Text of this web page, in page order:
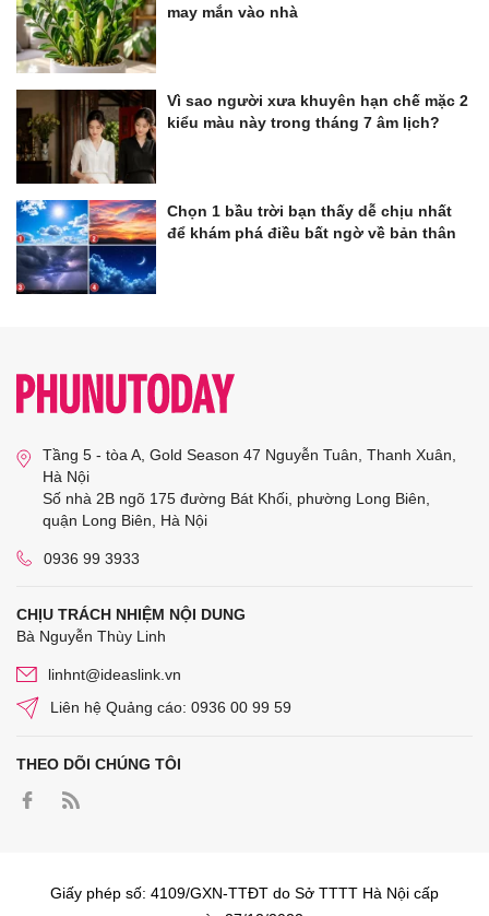
may mắn vào nhà
Vì sao người xưa khuyên hạn chế mặc 2
kiểu màu này trong tháng 7 âm lịch?
Chọn 1 bầu trời bạn thấy dễ chịu nhất
để khám phá điều bất ngờ về bản thân
Tầng 5 - tòa A, Gold Season 47 Nguyễn Tuân, Thanh Xuân,
Hà Nội
Số nhà 2B ngõ 175 đường Bát Khối, phường Long Biên,
quận Long Biên, Hà Nội
0936 99 3933
CHỊU TRÁCH NHIỆM NỘI DUNG
Bà Nguyễn Thùy Linh
linhnt@ideaslink.vn
Liên hệ Quảng cáo: 0936 00 99 59
THEO DÕI CHÚNG TÔI
Giấy phép số: 4109/GXN-TTĐT do Sở TTTT Hà Nội cấp